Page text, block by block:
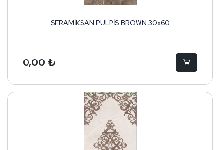
SERAMİKSAN PULPİS BROWN 30x60
0,00 ₺